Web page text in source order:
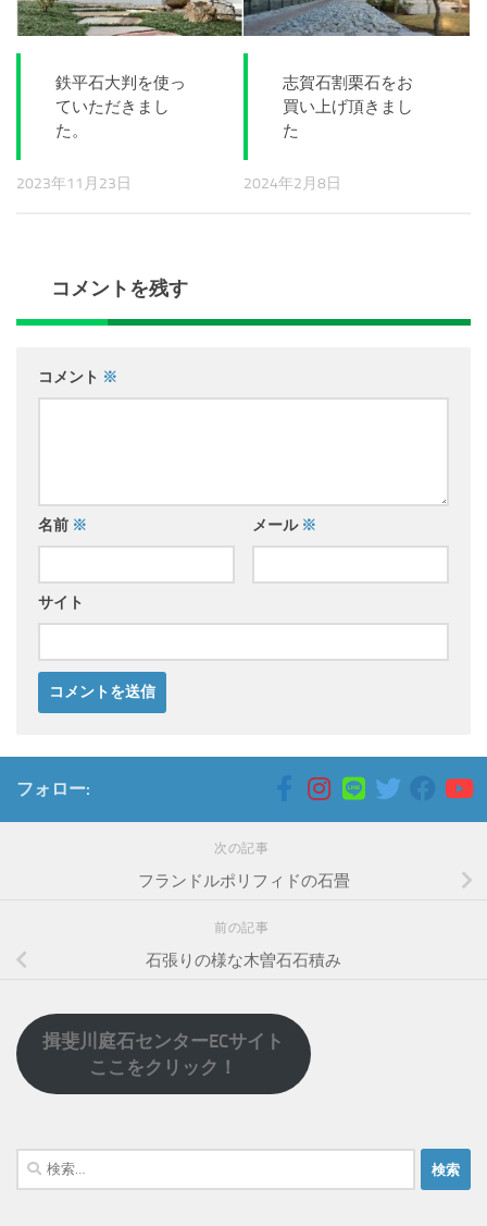
鉄平石大判を使っ
ていただきまし
た。
2023年11月23日
志賀石割栗石をお
買い上げ頂きまし
た
2024年2月8日
コメントを残す
コメント ※
名前 ※ メール ※
サイト
フォロー:
次の記事
フランドルポリフィドの石畳
前の記事
石張りの様な木曽石石積み
揖斐川庭石センターECサイト
ここをクリック！
検
索: